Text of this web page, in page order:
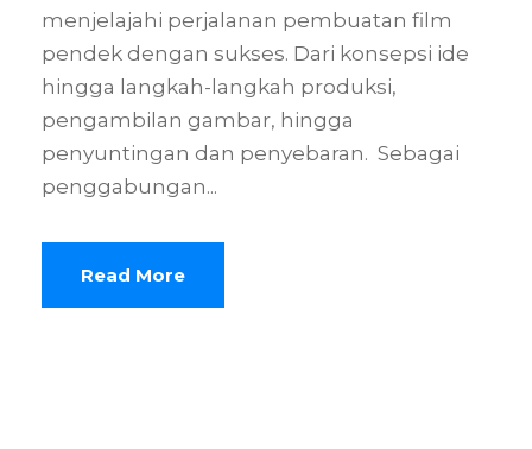
menjelajahi perjalanan pembuatan film
pendek dengan sukses. Dari konsepsi ide
hingga langkah-langkah produksi,
pengambilan gambar, hingga
penyuntingan dan penyebaran. Sebagai
penggabungan...
Read More